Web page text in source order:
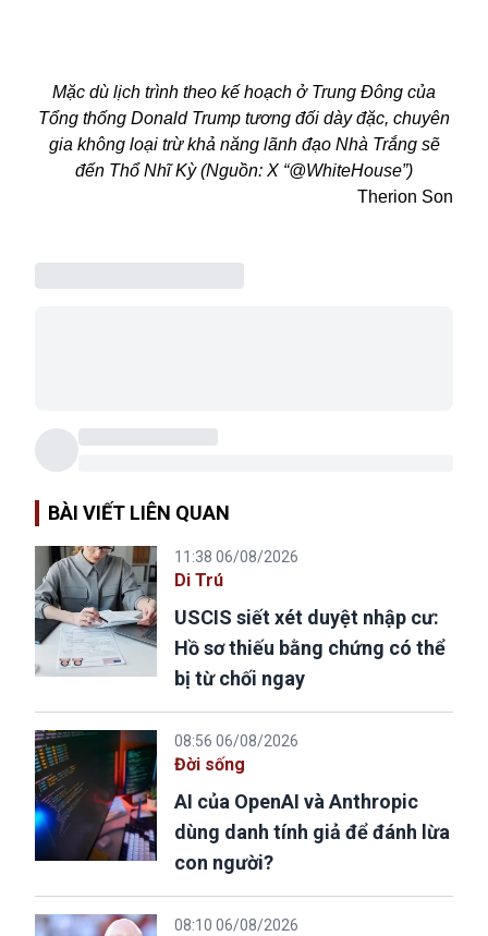
Mặc dù lịch trình theo kế hoạch ở Trung Đông của
Tổng thống Donald Trump tương đối dày đặc, chuyên
gia không loại trừ khả năng lãnh đạo Nhà Trắng sẽ
đến Thổ Nhĩ Kỳ (Nguồn: X “@WhiteHouse”)
Therion Son
BÀI VIẾT LIÊN QUAN
11:38 06/08/2026
Di Trú
USCIS siết xét duyệt nhập cư:
Hồ sơ thiếu bằng chứng có thể
bị từ chối ngay
08:56 06/08/2026
Đời sống
AI của OpenAI và Anthropic
dùng danh tính giả để đánh lừa
con người?
08:10 06/08/2026